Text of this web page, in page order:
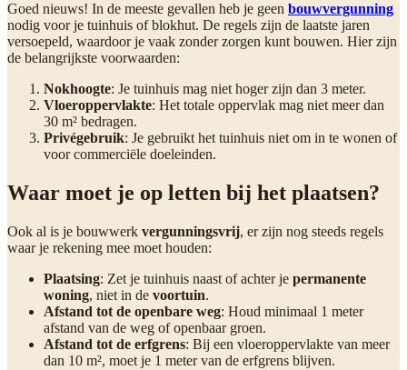
Goed nieuws! In de meeste gevallen heb je geen bouwvergunning
nodig voor je tuinhuis of blokhut. De regels zijn de laatste jaren
versoepeld, waardoor je vaak zonder zorgen kunt bouwen. Hier zijn
de belangrijkste voorwaarden:
Nokhoogte: Je tuinhuis mag niet hoger zijn dan 3 meter.
Vloeroppervlakte: Het totale oppervlak mag niet meer dan
30 m² bedragen.
Privégebruik: Je gebruikt het tuinhuis niet om in te wonen of
voor commerciële doeleinden.
Waar moet je op letten bij het plaatsen?
Ook al is je bouwwerk vergunningsvrij, er zijn nog steeds regels
waar je rekening mee moet houden:
Plaatsing: Zet je tuinhuis naast of achter je permanente
woning, niet in de voortuin.
Afstand tot de openbare weg: Houd minimaal 1 meter
afstand van de weg of openbaar groen.
Afstand tot de erfgrens: Bij een vloeroppervlakte van meer
dan 10 m², moet je 1 meter van de erfgrens blijven.